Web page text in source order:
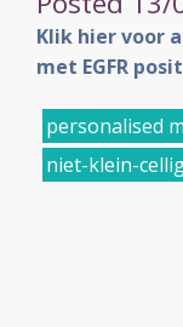
Klik hier voor
met EGFR
personalised
niet-klein-